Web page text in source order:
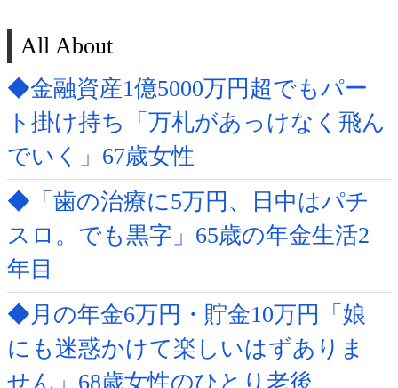
All About
◆金融資産1億5000万円超でもパー
ト掛け持ち「万札があっけなく飛ん
でいく」67歳女性
◆「歯の治療に5万円、日中はパチ
スロ。でも黒字」65歳の年金生活2
年目
◆月の年金6万円・貯金10万円「娘
にも迷惑かけて楽しいはずありま
せん」68歳女性のひとり老後